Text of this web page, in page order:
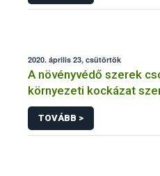
2020. április 23, csütörtök
A növényvédő szerek
környezeti kockázat
TOVÁBB >